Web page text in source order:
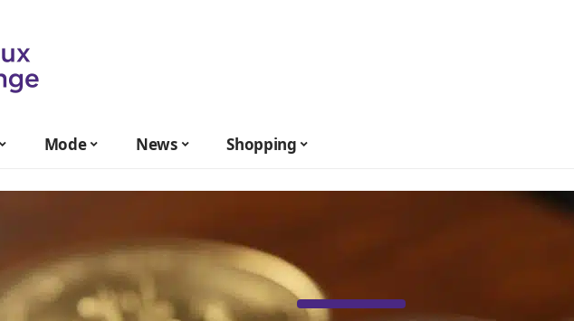
Mode News Shopping